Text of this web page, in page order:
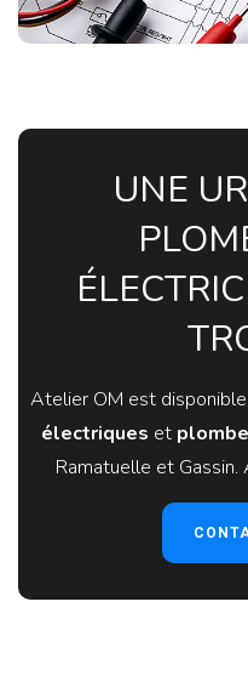
UNE
Atelier OM est
électriques et
Ramatuelle et